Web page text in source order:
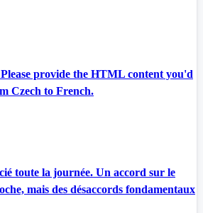
provide the HTML content you'd
Czech to French.
toute la journée. Un accord sur le
mais des désaccords fondamentaux